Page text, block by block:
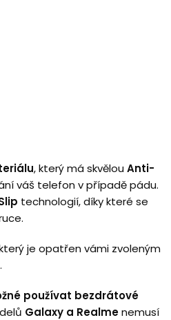
, který má skvělou Anti-
váš telefon v případě pádu.
technologií, díky které se
je opatřen vámi zvoleným
používat bezdrátové
Galaxy a Realmenemusí